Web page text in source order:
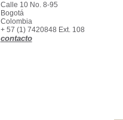
Calle 10 No. 8-95
Bogotá
Colombia
+ 57 (1) 7420848 Ext. 108
contacto